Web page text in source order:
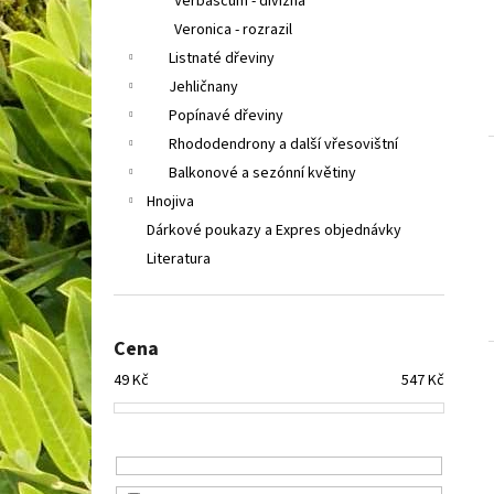
Veronica - rozrazil
Listnaté dřeviny
Jehličnany
Popínavé dřeviny
Rhododendrony a další vřesovištní
Balkonové a sezónní květiny
Hnojiva
Dárkové poukazy a Expres objednávky
Literatura
Cena
49Kč 547Kč